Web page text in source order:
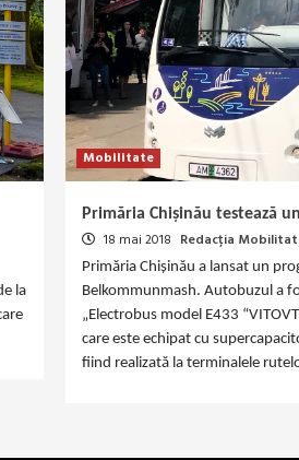
la
Mobilitate
Primăria Chișinău testează
18 mai 2018 Redacția
Primăria Chișinău a lansat un
Belkommunmash. Autobuzul a
„Electrobus model Е433
care este echipat cu
fiind realizată la terminalele